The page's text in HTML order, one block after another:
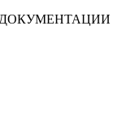
ДОКУМЕНТАЦИИ